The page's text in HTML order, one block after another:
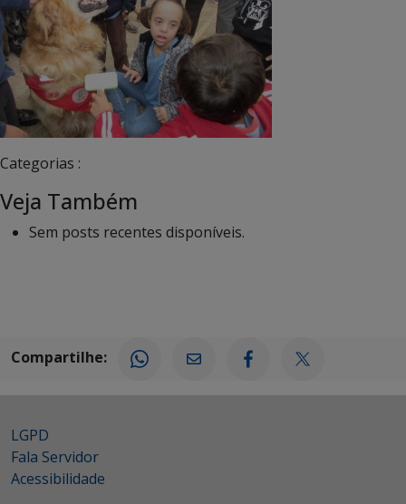
Categorias :
Veja Também
Sem posts recentes disponíveis.
Compartilhe:
LGPD
Fala Servidor
Acessibilidade